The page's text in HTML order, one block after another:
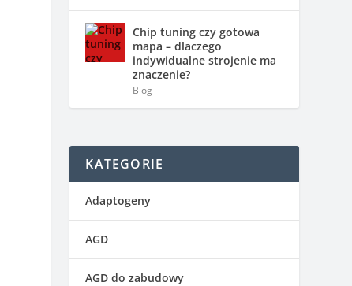
Chip tuning czy gotowa
mapa – dlaczego
indywidualne strojenie ma
znaczenie?
Blog
KATEGORIE
Adaptogeny
AGD
AGD do zabudowy